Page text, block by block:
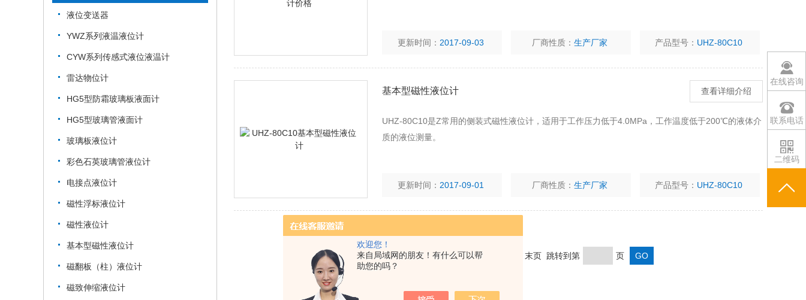
欢迎您！
来自局域网的朋友！有什么可以帮
助您的吗？
液位变送器
YWZ系列液温液位计
CYW系列传感式液位液温计
雷达物位计
HG5型防霜玻璃板液面计
HG5型玻璃管液面计
玻璃板液位计
彩色石英玻璃管液位计
电接点液位计
磁性浮标液位计
磁性液位计
基本型磁性液位计
磁翻板（柱）液位计
磁致伸缩液位计
更新时间： 2017-09-03 厂商性质：生产厂家 产品型号： UHZ-80C10
基本型磁性液位计 查看详细介绍
UHZ-80C10是Z常用的侧装式磁性液位计，适用于工作压力低于4.0MPa，工作温度低于200℃的液体介
质的液位测量。
更新时间： 2017-09-01 厂商性质：生产厂家 产品型号： UHZ-80C10
共 2 条记录，当前 1 / 1 页 首页 上一页 下一页 末页 跳转到第 页
在线咨询
联系电话
二维码